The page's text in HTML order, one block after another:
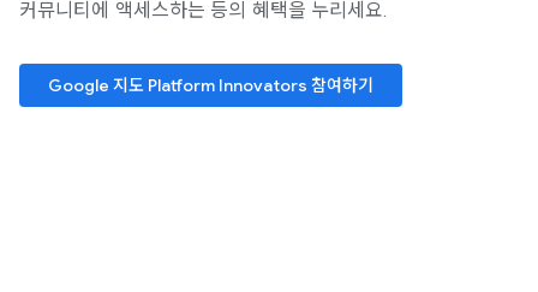
커뮤니티에 액세스하는 등의 혜택을 누리세요.
Google 지도 Platform Innovators 참여하기